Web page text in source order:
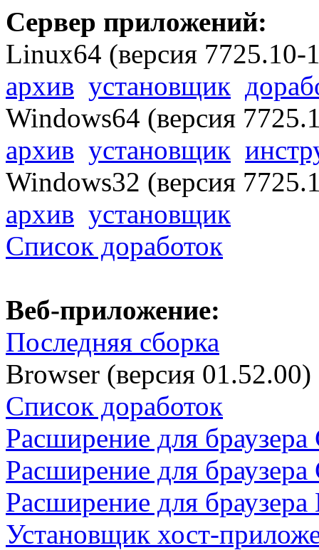
Сервер приложений:
Linux64 (версия 7725.10-
архив установщик
Windows64 (версия
архив установщик
Windows32 (версия
архив установщик
Список доработок
Веб-приложение:
Последняя сборка
Browser (версия 01.52.00)
Список доработок
Расширение для браузера
Расширение для
Расширение для
Установщик хост-